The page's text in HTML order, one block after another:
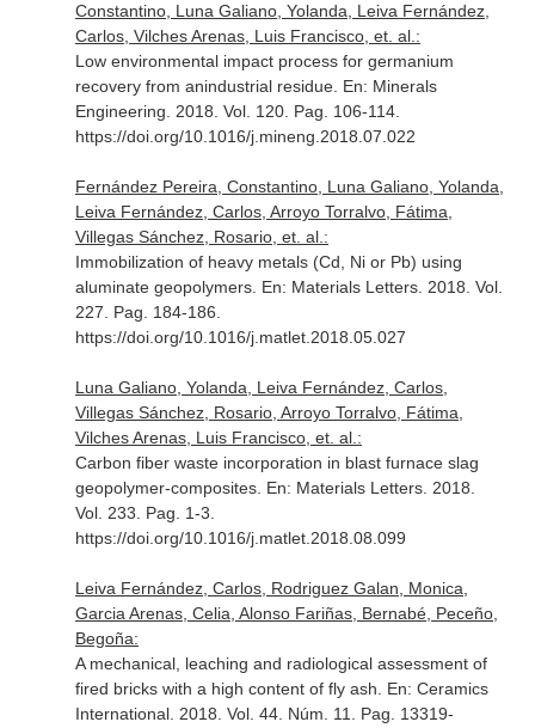
Constantino, Luna Galiano, Yolanda, Leiva Fernández,
Carlos, Vilches Arenas, Luis Francisco, et. al.:
Low environmental impact process for germanium
recovery from anindustrial residue. En: Minerals
Engineering . 2018. Vol. 120. Pag. 106-114.
https://doi.org/10.1016/j.mineng.2018.07.022
Fernández Pereira, Constantino, Luna Galiano, Yolanda,
Leiva Fernández, Carlos, Arroyo Torralvo, Fátima,
Villegas Sánchez, Rosario, et. al.:
Immobilization of heavy metals (Cd, Ni or Pb) using
aluminate geopolymers. En: Materials Letters. 2018. Vol.
227. Pag. 184-186.
https://doi.org/10.1016/j.matlet.2018.05.027
Luna Galiano, Yolanda, Leiva Fernández, Carlos,
Villegas Sánchez, Rosario, Arroyo Torralvo, Fátima,
Vilches Arenas, Luis Francisco, et. al.:
Carbon fiber waste incorporation in blast furnace slag
geopolymer-composites. En: Materials Letters. 2018.
Vol. 233. Pag. 1-3.
https://doi.org/10.1016/j.matlet.2018.08.099
Leiva Fernández, Carlos, Rodriguez Galan, Monica,
Garcia Arenas, Celia, Alonso Fariñas, Bernabé, Peceño,
Begoña:
A mechanical, leaching and radiological assessment of
fired bricks with a high content of fly ash. En: Ceramics
International. 2018. Vol. 44. Núm. 11. Pag. 13319-